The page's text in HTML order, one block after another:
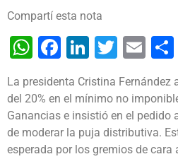
Compartí esta nota
WhatsApp
Facebook
LinkedIn
Twitter
La presidenta Cristina Fernández
del 20% en el mínimo no
Ganancias e insistió en el pedido
de moderar la puja distributiva.
esperada por los gremios de cara